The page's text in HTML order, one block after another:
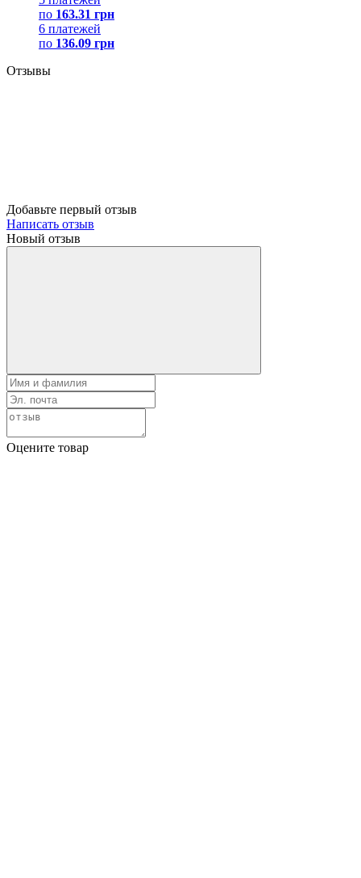
по 163.31 грн
6 платежей
по 136.09 грн
Отзывы
Добавьте первый отзыв
Написать отзыв
Новый отзыв
Оцените товар